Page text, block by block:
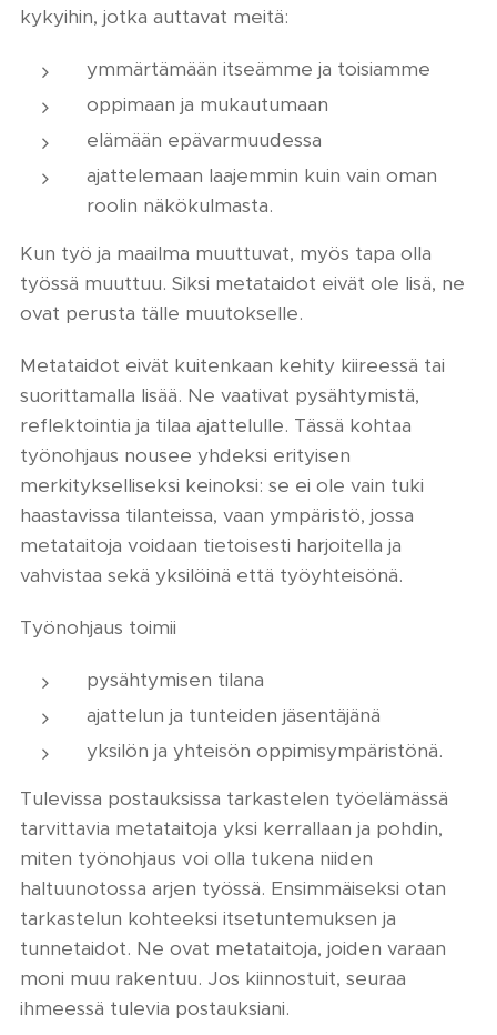
kykyihin, jotka auttavat meitä:
ymmärtämään itseämme ja toisiamme
oppimaan ja mukautumaan
elämään epävarmuudessa
ajattelemaan laajemmin kuin vain oman
roolin näkökulmasta.
Kun työ ja maailma muuttuvat, myös tapa olla
työssä muuttuu. Siksi metataidot eivät ole lisä, ne
ovat perusta tälle muutokselle.
Metataidot eivät kuitenkaan kehity kiireessä tai
suorittamalla lisää. Ne vaativat pysähtymistä,
reflektointia ja tilaa ajattelulle. Tässä kohtaa
työnohjaus nousee yhdeksi erityisen
merkitykselliseksi keinoksi: se ei ole vain tuki
haastavissa tilanteissa, vaan ympäristö, jossa
metataitoja voidaan tietoisesti harjoitella ja
vahvistaa sekä yksilöinä että työyhteisönä.
Työnohjaus toimii
pysähtymisen tilana
ajattelun ja tunteiden jäsentäjänä
yksilön ja yhteisön oppimisympäristönä.
Tulevissa postauksissa tarkastelen työelämässä
tarvittavia metataitoja yksi kerrallaan ja pohdin,
miten työnohjaus voi olla tukena niiden
haltuunotossa arjen työssä. Ensimmäiseksi otan
tarkastelun kohteeksi itsetuntemuksen ja
tunnetaidot. Ne ovat metataitoja, joiden varaan
moni muu rakentuu. Jos kiinnostuit, seuraa
ihmeessä tulevia postauksiani.